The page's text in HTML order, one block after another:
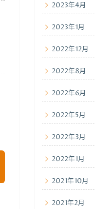
2023年4月
2023年1月
2022年12月
2022年8月
2022年6月
2022年5月
2022年3月
2022年1月
2021年10月
2021年2月